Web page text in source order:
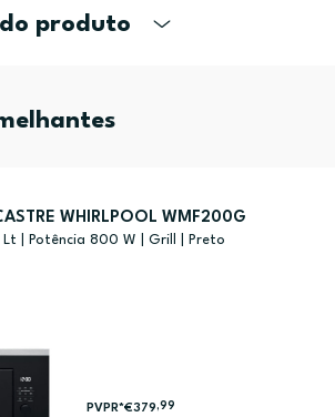
produto
WHIRLPOOL WMF200G
| Potência 800 W | Grill | Preto
PVPR*€379,99